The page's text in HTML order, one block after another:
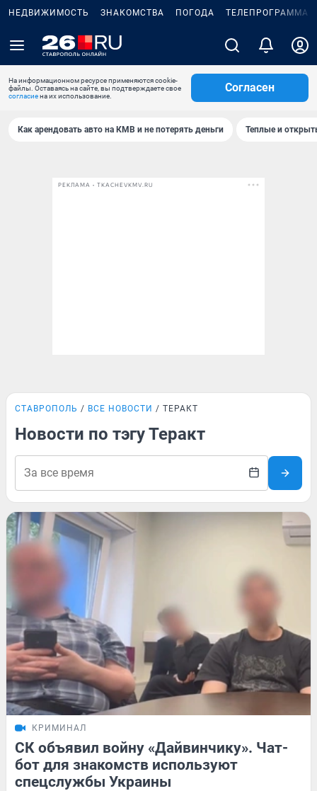
НЕДВИЖИМОСТЬ ЗНАКОМСТВА ПОГОДА ТЕЛЕПРОГРАММА
На информационном ресурсе применяются cookie-
файлы. Оставаясь на сайте, вы подтверждаете свое
согласиена их использование.
Согласен
Как арендовать авто на КМВ и не потерять деньги Теплые и
РЕКЛАМА • TKACHEVKMV.RU
СТАВРОПОЛЬ ВСЕ НОВОСТИ ТЕРАКТ
Новости по тэгу Теракт
КРИМИНАЛ
СК объявил войну «Дайвинчику». Чат-
бот для знакомств используют
спецслужбы Украины